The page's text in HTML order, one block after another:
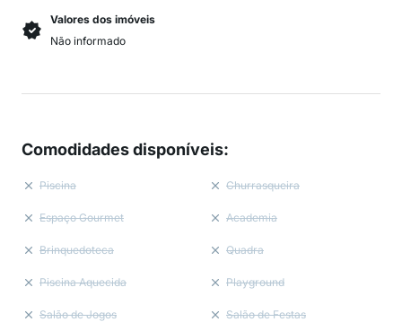
Valores dos imóveis
Não informado
Comodidades disponíveis:
Piscina Churrasqueira
Espaço Gourmet Academia
Brinquedoteca Quadra
Piscina Aquecida Playground
Salão de Jogos Salão de Festas